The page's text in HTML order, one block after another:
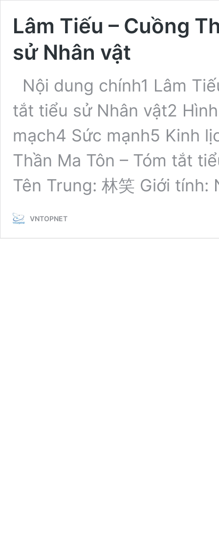
Lâm Tiếu – Cuồng
sử Nhân vật
Nội dung chính1 Lâm
tắt tiểu sử Nhân vật2
mạch4 Sức mạnh5 Kinh
Thần Ma Tôn – Tóm tắt
Tên Trung: 林笑 Giới
VNTOPNET